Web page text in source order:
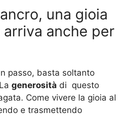
una gioia
anche per
passo, basta soltanto
generosità di questo
Come vivere la gioia al
e trasmettendo